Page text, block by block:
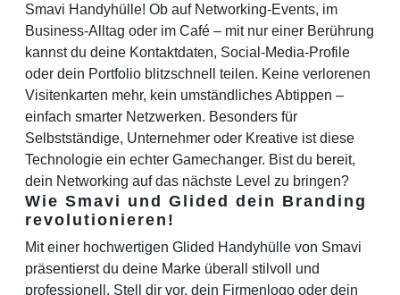
Smavi Handyhülle! Ob auf Networking-Events, im
Business-Alltag oder im Café – mit nur einer Berührung
kannst du deine Kontaktdaten, Social-Media-Profile
oder dein Portfolio blitzschnell teilen. Keine verlorenen
Visitenkarten mehr, kein umständliches Abtippen –
einfach smarter Netzwerken. Besonders für
Selbstständige, Unternehmer oder Kreative ist diese
Technologie ein echter Gamechanger. Bist du bereit,
dein Networking auf das nächste Level zu bringen?
Wie Smavi und Glided dein Branding
revolutionieren!
Mit einer hochwertigen Glided Handyhülle von Smavi
präsentierst du deine Marke überall stilvoll und
professionell. Stell dir vor, dein Firmenlogo oder dein